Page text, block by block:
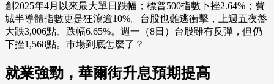
創2025年4月以來最大單日跌幅；標普500指數下挫2.64%；費
城半導體指數更是狂瀉逾10%。台股也難逃衝擊，上週五夜盤
大跌3,006點、跌幅6.65%。週一（8日）台股雖有反彈，但仍
下挫1,568點。市場到底怎麼了？
就業強勁，華爾街升息預期提高